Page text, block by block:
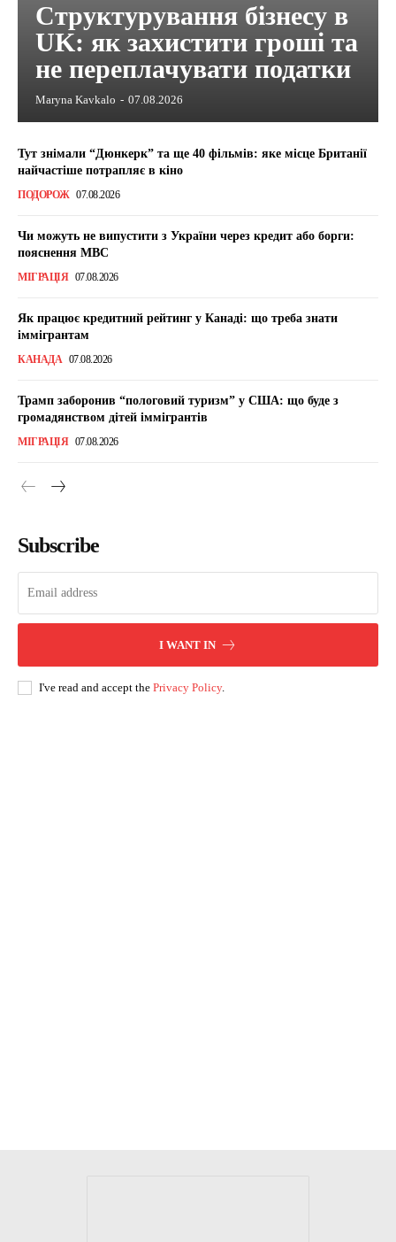
Структурування бізнесу в
UK: як захистити гроші та
не переплачувати податки
Maryna Kavkalo - 07.08.2026
Тут знімали “Дюнкерк” та ще 40 фільмів: яке місце Британії
найчастіше потрапляє в кіно
ПОДОРОЖ 07.08.2026
Чи можуть не випустити з України через кредит або борги:
пояснення МВС
МІГРАЦІЯ 07.08.2026
Як працює кредитний рейтинг у Канаді: що треба знати
іммігрантам
КАНАДА 07.08.2026
Трамп заборонив “пологовий туризм” у США: що буде з
громадянством дітей іммігрантів
МІГРАЦІЯ 07.08.2026
Subscribe
I WANT IN
I've read and accept the Privacy Policy.